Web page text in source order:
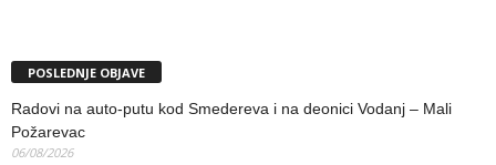
POSLEDNJE OBJAVE
Radovi na auto-putu kod Smedereva i na deonici Vodanj – Mali
Požarevac
06/08/2026